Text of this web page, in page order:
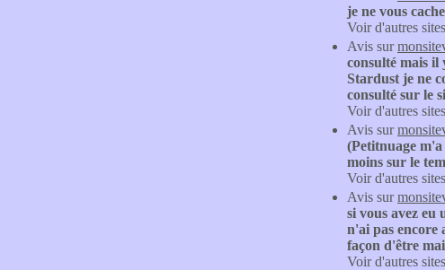
je ne vous
Voir d'autres
Avis sur
consulté mais il
Stardust je ne
consulté sur le
Voir d'autres
Avis sur
(Petitnuage
moins sur le
Voir d'autres
Avis sur
si vous avez eu
n'ai pas encore
façon d'être
Voir d'autres